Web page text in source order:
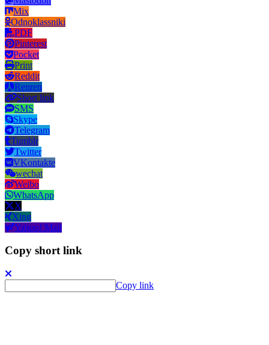
Mix
Odnoklassniki
PDF
Pinterest
Pocket
Print
Reddit
Renren
Short link
SMS
Skype
Telegram
Tumblr
Twitter
VKontakte
wechat
Weibo
WhatsApp
X
Xing
Yahoo! Mail
Copy short link
Copy link